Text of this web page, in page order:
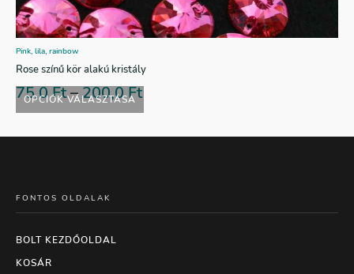
OPCIÓK VÁLASZTÁSA
Pink, lila, rainbow
Rose színű kör alakú kristály
75,0Ft–200,0Ft
FONTOS OLDALAK
BOLT KEZDŐOLDAL
KOSÁR